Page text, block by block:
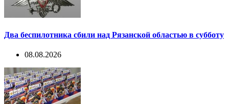
Два беспилотника сбили над Рязанской областью в субботу
08.08.2026